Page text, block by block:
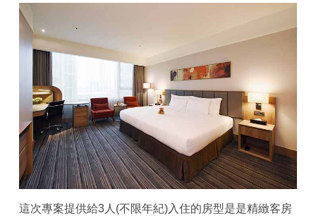
這次專案提供給3人(不限年紀)入住的房型是是精緻客房